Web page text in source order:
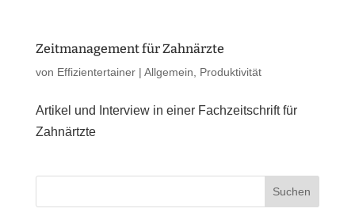
Zeitmanagement für Zahnärzte
von Effizientertainer| Allgemein Produktivität
Artikel und Interview in einer Fachzeitschrift für
Zahnärtzte